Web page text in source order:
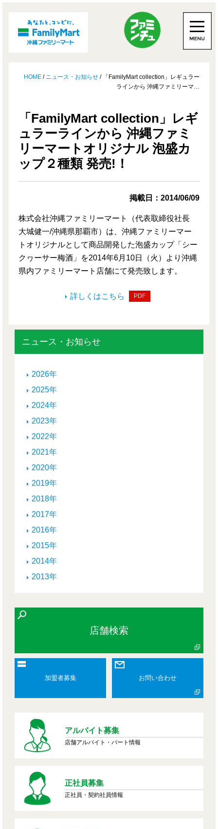
HOME / ニュース・お知らせ/ 「FamilyMart collection」レギュラー
ラインから 沖縄ファミリーマ…
「FamilyMart collection」レギ
ュラーラインから 沖縄ファミ
リーマートオリジナル 泡盛カ
ップ２種類 発売!！
掲載日：2014/06/09
株式会社沖縄ファミリーマート（代表取締役社長
大城健一/沖縄県那覇市）は、沖縄ファミリーマー
トオリジナルとして商品開発した泡盛カップ「シー
クヮーサー梅酒」を2014年6月10日（火）より沖縄
県内ファミリーマート店舗にて発売致します。
詳しくはこちら PDF
ニュース・お知らせ
2026年
2025年
2024年
2023年
2022年
2021年
2020年
2019年
2018年
2017年
2016年
2015年
2014年
2013年
店舗検索
加盟者募集 お問い合わせ
アルバイト募集
店舗アルバイト・パート情報
正社員募集
正社員・契約社員情報